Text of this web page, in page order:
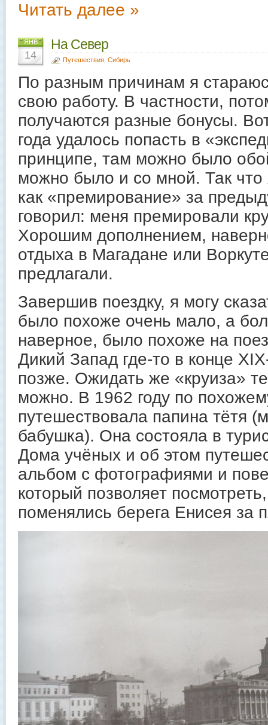
Читать далее »
ЯНВ
14
На Север
Путешествия Сибирь
По разным причинам я
свою работу. В частности,
получаются разные бонусы.
года удалось попасть в
принципе, там можно было
можно было и со мной. Так что
как «премирование» за
говорил: меня премировали
Хорошим дополнением,
отдыха в Магадане или
предлагали.
Завершив поездку, я могу
было похоже очень мало, а
наверное, было похоже на
Дикий Запад где-то в конце
позже. Ожидать же «круиза»
можно. В 1962 году по
путешествовала папина тётя
бабушка). Она состояла в
Дома учёных и об этом
альбом с фотографиями и
который позволяет
поменялись берега Енисея за